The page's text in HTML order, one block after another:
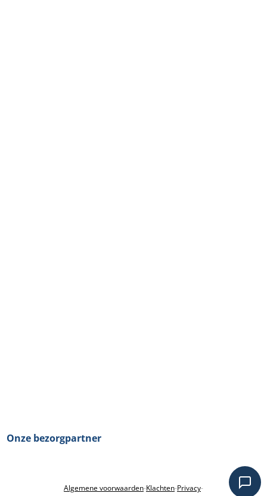
Onze bezorgpartner
Algemene voorwaarden-Klachten-Privacy-